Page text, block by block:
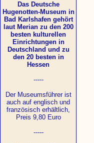
Das Deutsche
Hugenotten-Museum in
Bad Karlshafen gehört
laut Merian zu den 200
besten kulturellen
Einrichtungen in
Deutschland und zu
den 20 besten in
Hessen
-----
Der Museumsführer ist
auch auf englisch und
französisch erhältlich,
Preis 9,80 Euro
-----